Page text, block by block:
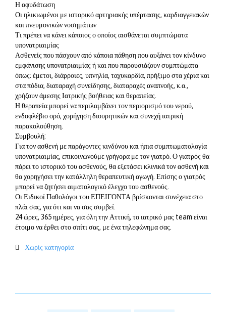
Η αφυδάτωση
Οι ηλικιωμένοι με ιστορικό αρτηριακής υπέρτασης, καρδιαγγειακών
και πνευμονικών νοσημάτων
Τι πρέπει να κάνει κάποιος ο οποίος αισθάνεται συμπτώματα
υπονατριαιμίας
Ασθενείς που πάσχουν από κάποια πάθηση που αυξάνει τον κίνδυνο
εμφάνισης υπονατριαιμίας ή και που παρουσιάζουν συμπτώματα
όπως: έμετοι, διάρροιες, υπνηλία, ταχυκαρδία, πρήξιμο στα χέρια και
στα πόδια, διαταραχή συνείδησης, διαταραχές αναπνοής, κ.α.,
χρήζουν άμεσης Ιατρικής βοήθειας και θεραπείας.
Η θεραπεία μπορεί να περιλαμβάνει τον περιορισμό του νερού,
ενδοφλέβιο ορό, χορήγηση διουρητικών και συνεχή ιατρική
παρακολούθηση.
Συμβουλή:
Για τον ασθενή με παράγοντες κινδύνου και ήπια συμπτωματολογία
υπονατριαιμίας, επικοινωνούμε γρήγορα με τον γιατρό. Ο γιατρός θα
πάρει το ιστορικό του ασθενούς, θα εξετάσει κλινικά τον ασθενή και
θα χορηγήσει την κατάλληλη θεραπευτική αγωγή. Επίσης ο γιατρός
μπορεί να ζητήσει αιματολογικό έλεγχο του ασθενούς.
Οι Ειδικοί Παθολόγοι του ΕΠΕΙΓΟΝΤΑ βρίσκονται συνέχεια στο
πλάι σας, για ότι και να σας συμβεί.
24 ώρες, 365 ημέρες, για όλη την Αττική, το ιατρικό μας team είναι
έτοιμο να έρθει στο σπίτι σας, με ένα τηλεφώνημα σας.
 Category
Χωρίς κατηγορία